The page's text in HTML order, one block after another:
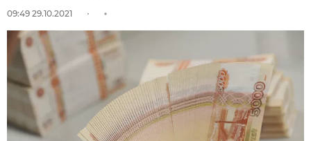
09:49 29.10.2021